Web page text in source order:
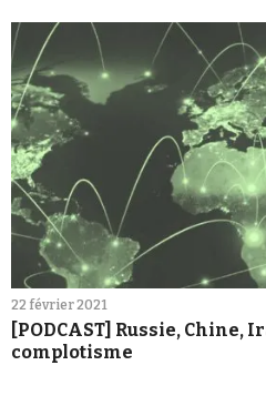
22 février 2021
[PODCAST] Russie, Chine,
complotisme